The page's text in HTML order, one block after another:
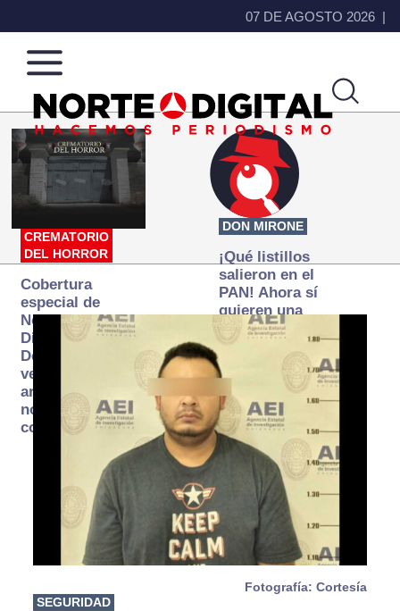
07 DE AGOSTO 2026
Norte
de
Ciudad
Más
que
noticias,
hacemos periodismo
CREMATORIO
DEL HORROR
Cobertura
especial de
Norte
Digital:
Donde la
verdad
arde… pero
no se
consume
DON MIRONE
¡Qué listillos
salieron en el
PAN! Ahora sí
quieren una
Fiscalía
autónoma… y
transexenal
Fotografía: Cortesía
SEGURIDAD